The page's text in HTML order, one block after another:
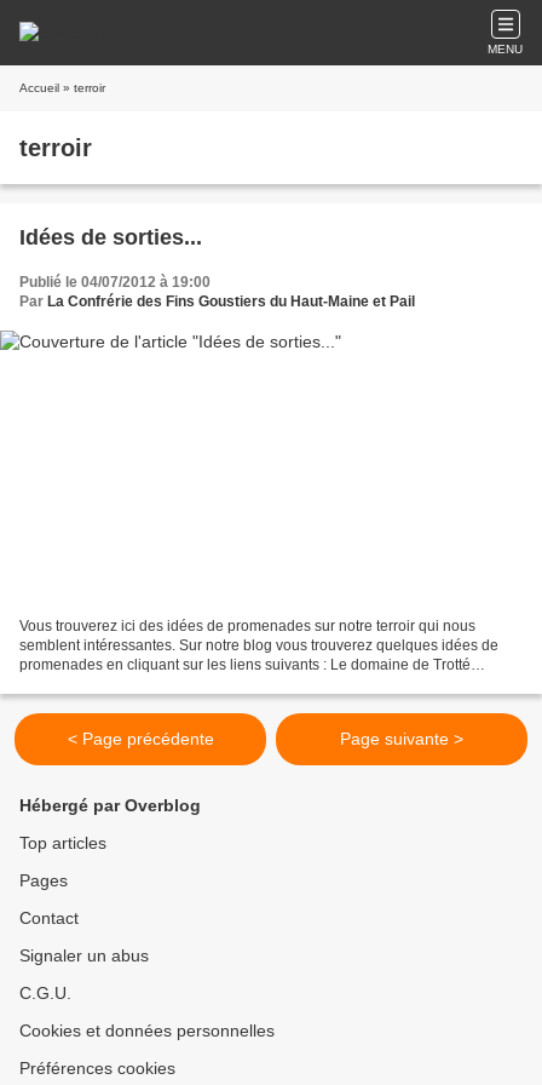
MENU
Accueil » terroir
terroir
Idées de sorties...
Publié le 04/07/2012 à 19:00
Par La Confrérie des Fins Goustiers du Haut-Maine et Pail
Vous trouverez ici des idées de promenades sur notre terroir qui nous
semblent intéressantes. Sur notre blog vous trouverez quelques idées de
promenades en cliquant sur les liens suivants : Le domaine de Trotté
< Page précédente Page suivante >
Hébergé par Overblog
Top articles
Pages
Contact
Signaler un abus
C.G.U.
Cookies et données personnelles
Préférences cookies